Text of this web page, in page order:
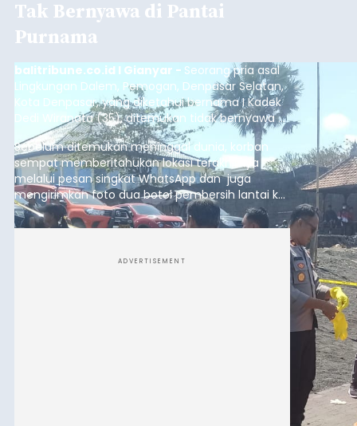
Tak Bernyawa di Pantai
Purnama
balitribune.co.id I Gianyar - Seorang pria asal
Lingkungan Dalem, Pemogan, Denpasar Selatan,
Kota Denpasar, yang diketahui bernama I Kadek
Dedi Wiranata (35), ditemukan tidak bernyawa di
pesisir Pantai Purnama, Sukawati.
Sebelum ditemukan meninggal dunia, korban
sempat memberitahukan lokasi terakhirnya
melalui pesan singkat WhatsApp dan juga
mengirimkan foto dua botol pembersih lantai ke
istrinya.
ADVERTISEMENT